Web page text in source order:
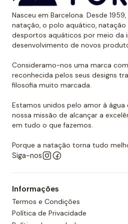
Também levamos em conta
desporto de contato e
por isso que todas as nossas
aquático são feitas com
promover a sua resistência. É
que podemos dizer que as
Turbo são as mais resistentes
Quer comprar um
aquático?
Você já encontrou a loja onde
os equipamentos necessários
todo de alta qualidade e
condições para a prática de
aquático. Temos também uma
Nasceu em Barcelona. Desde
natação, o polo aquático,
desportos aquáticos por meio da
desenvolvimento de novos
Consideramo-nos uma marca
reconhecida pelos seus designs
filosofia muito marcada.
Estamos unidos pelo amor à água
nossa missão de alcançar a
em tudo o que fazemos.
Porque a natação torna tudo
Siga-nos
Informações
Termos e Condições
Política de Privacidade